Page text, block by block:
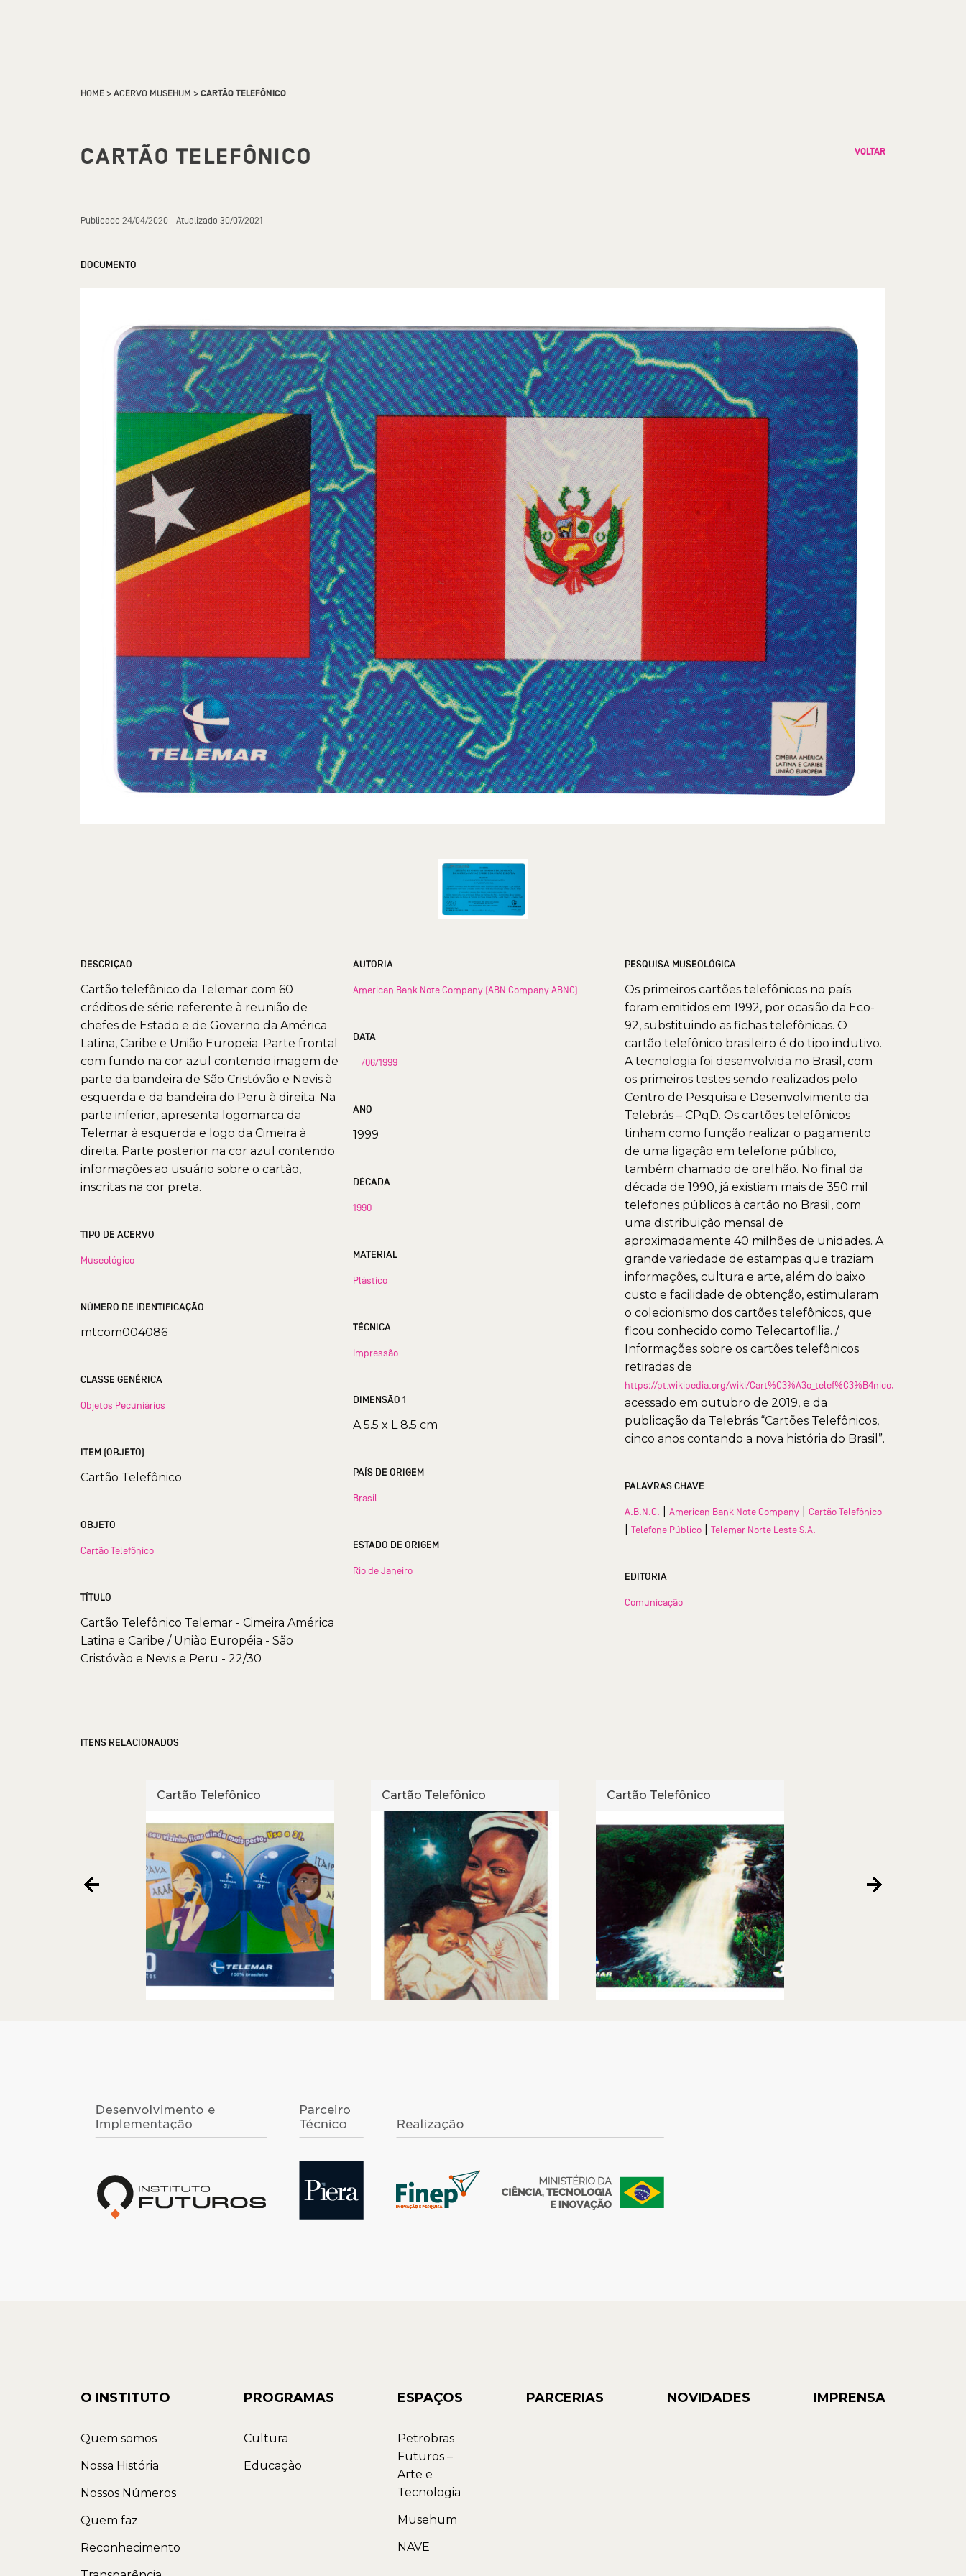
HOME>ACERVO MUSEHUM >CARTÃO TELEFÔNICO
CARTÃO TELEFÔNICO VOLTAR
Publicado 24/04/2020 - Atualizado 30/07/2021
DOCUMENTO
DESCRIÇÃO
Cartão telefônico da Telemar com 60
créditos de série referente à reunião de
chefes de Estado e de Governo da América
Latina, Caribe e União Europeia. Parte frontal
com fundo na cor azul contendo imagem de
parte da bandeira de São Cristóvão e Nevis à
esquerda e da bandeira do Peru à direita. Na
parte inferior, apresenta logomarca da
Telemar à esquerda e logo da Cimeira à
direita. Parte posterior na cor azul contendo
informações ao usuário sobre o cartão,
inscritas na cor preta.
TIPO DE ACERVO
Museológico
NÚMERO DE IDENTIFICAÇÃO
mtcom004086
CLASSE GENÉRICA
Objetos Pecuniários
ITEM (OBJETO)
Cartão Telefônico
OBJETO
Cartão Telefônico
TÍTULO
Cartão Telefônico Telemar - Cimeira América
Latina e Caribe / União Européia - São
Cristóvão e Nevis e Peru - 22/30
AUTORIA
American Bank Note Company (ABN Company ABNC)
DATA
__/06/1999
ANO
1999
DÉCADA
1990
MATERIAL
Plástico
TÉCNICA
Impressão
DIMENSÃO 1
A 5.5 x L 8.5 cm
PAÍS DE ORIGEM
Brasil
ESTADO DE ORIGEM
Rio de Janeiro
PESQUISA MUSEOLÓGICA
Os primeiros cartões telefônicos no país
foram emitidos em 1992, por ocasião da Eco-
92, substituindo as fichas telefônicas. O
cartão telefônico brasileiro é do tipo indutivo.
A tecnologia foi desenvolvida no Brasil, com
os primeiros testes sendo realizados pelo
Centro de Pesquisa e Desenvolvimento da
Telebrás – CPqD. Os cartões telefônicos
tinham como função realizar o pagamento
de uma ligação em telefone público,
também chamado de orelhão. No final da
década de 1990, já existiam mais de 350 mil
telefones públicos à cartão no Brasil, com
uma distribuição mensal de
aproximadamente 40 milhões de unidades. A
grande variedade de estampas que traziam
informações, cultura e arte, além do baixo
custo e facilidade de obtenção, estimularam
o colecionismo dos cartões telefônicos, que
ficou conhecido como Telecartofilia. /
Informações sobre os cartões telefônicos
retiradas de
https://pt.wikipedia.org/wiki/Cart%C3%A3o_telef%C3%B4nico,
acessado em outubro de 2019, e da
publicação da Telebrás “Cartões Telefônicos,
cinco anos contando a nova história do Brasil”.
PALAVRAS CHAVE
A.B.N.C. |American Bank Note Company |Cartão Telefônico
|Telefone Público |Telemar Norte Leste S.A.
EDITORIA
Comunicação
ITENS RELACIONADOS
Cartão Telefônico Cartão Telefônico Cartão Telefônico
O INSTITUTO
Quem somos
Nossa História
Nossos Números
Quem faz
Reconhecimento
PROGRAMAS
Cultura
Educação
ESPAÇOS
Petrobras
Futuros –
Arte e
Tecnologia
Musehum
NAVE
PARCERIAS NOVIDADES IMPRENSA